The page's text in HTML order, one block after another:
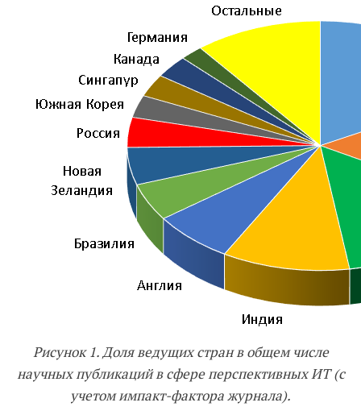
Рисунок 1. Доля ведущих стран в общем числе
научных публикаций в сфере перспективных ИТ (с
учетом импакт-фактора журнала).